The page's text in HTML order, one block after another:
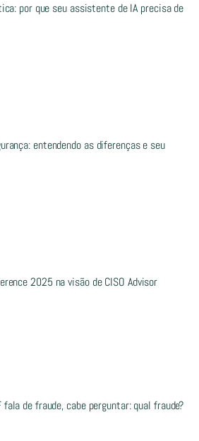
por que seu assistente de IA precisa de
entendendo as diferenças e seu
2025 na visão de CISO Advisor
fala de fraude, cabe perguntar: qual fraude?